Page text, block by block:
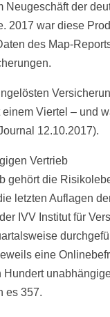
der
2017 war diese
des Map-
Viertel – und
12.10.2017).
Vertrieb
gehört die
letzten Auflagen
IVV Institut für
eine
es 357.